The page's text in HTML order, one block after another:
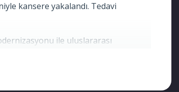
kansere yakalandı. Tedavi
ile uluslararası